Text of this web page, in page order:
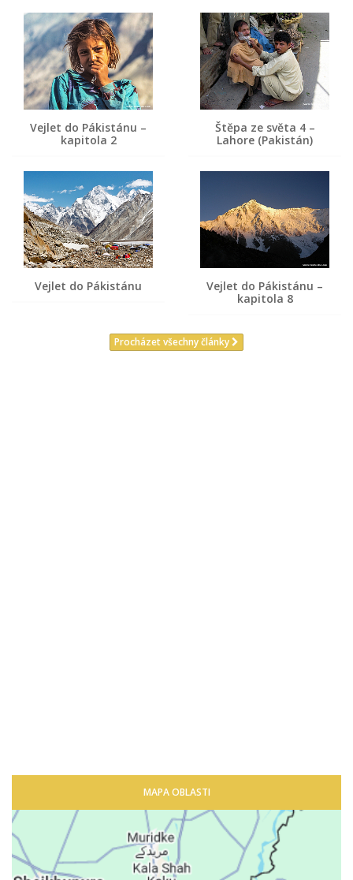
Vejlet do Pákistánu –
kapitola 2
Štěpa ze světa 4 –
Lahore (Pakistán)
Vejlet do Pákistánu
Vejlet do Pákistánu –
kapitola 8
Procházet všechny články
MAPA OBLASTI